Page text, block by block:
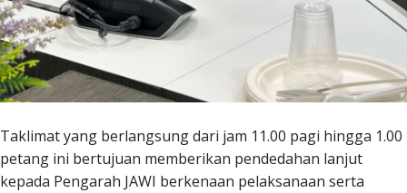
Taklimat yang berlangsung dari jam 11.00 pagi hingga 1.00
petang ini bertujuan memberikan pendedahan lanjut
kepada Pengarah JAWI berkenaan pelaksanaan serta